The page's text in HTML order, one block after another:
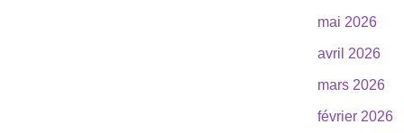
mai 2026
avril 2026
mars 2026
février 2026